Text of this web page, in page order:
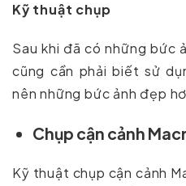
Kỹ thuật chụp
Sau khi đã có những bức
cũng cần phải biết sử
nên những bức ảnh đẹp
Chụp cận cảnh
Kỹ thuật chụp cận cảnh